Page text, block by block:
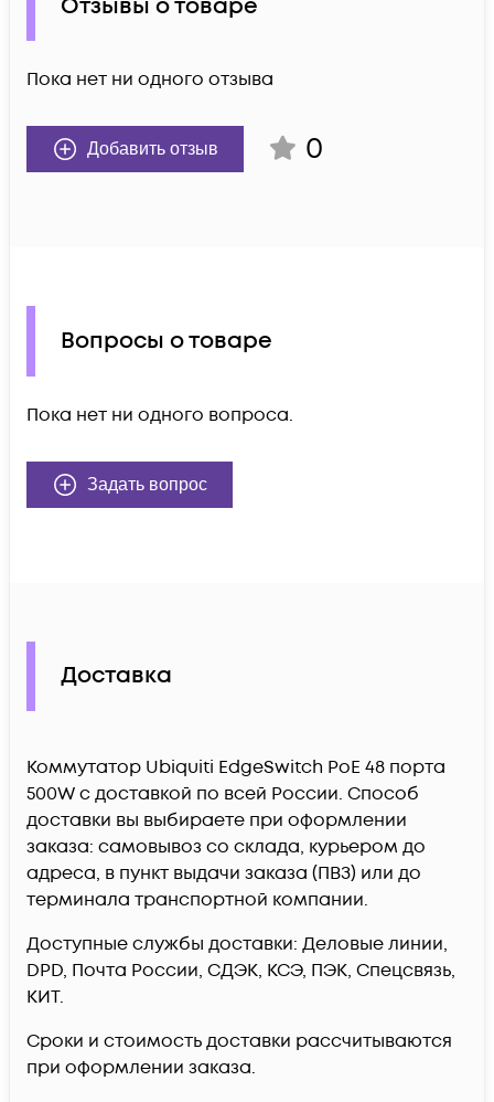
Отзывы о товаре
Пока нет ни одного отзыва
Добавить отзыв 0
Вопросы о товаре
Пока нет ни одного вопроса.
Задать вопрос
Доставка
Коммутатор Ubiquiti EdgeSwitch PoE 48 порта
500W c доставкой по всей России. Способ
доставки вы выбираете при оформлении
заказа: самовывоз со склада, курьером до
адреса, в пункт выдачи заказа (ПВЗ) или до
терминала транспортной компании.
Доступные службы доставки: Деловые линии,
DPD, Почта России, СДЭК, КСЭ, ПЭК, Спецсвязь,
КИТ.
Сроки и стоимость доставки рассчитываются
при оформлении заказа.